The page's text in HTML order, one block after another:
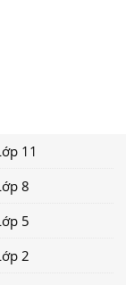
11
8
5
2